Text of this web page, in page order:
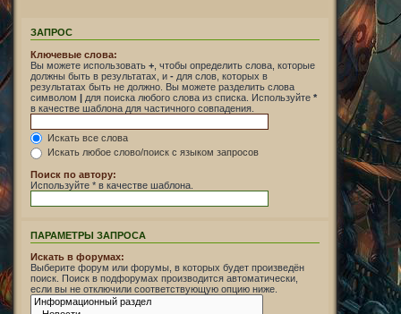
ЗАПРОС
Ключевые слова:
Вы можете использовать + , чтобы определить слова, которые
должны быть в результатах, и - для слов, которых в
результатах быть не должно. Вы можете разделить слова
символом | для поиска любого слова из списка. Используйте *
в качестве шаблона для частичного совпадения.
Искать все слова
Искать любое слово/поиск с языком запросов
Поиск по автору:
Используйте * в качестве шаблона.
ПАРАМЕТРЫ ЗАПРОСА
Искать в форумах:
Выберите форум или форумы, в которых будет произведён
поиск. Поиск в подфорумах производится автоматически,
если вы не отключили соответствующую опцию ниже.